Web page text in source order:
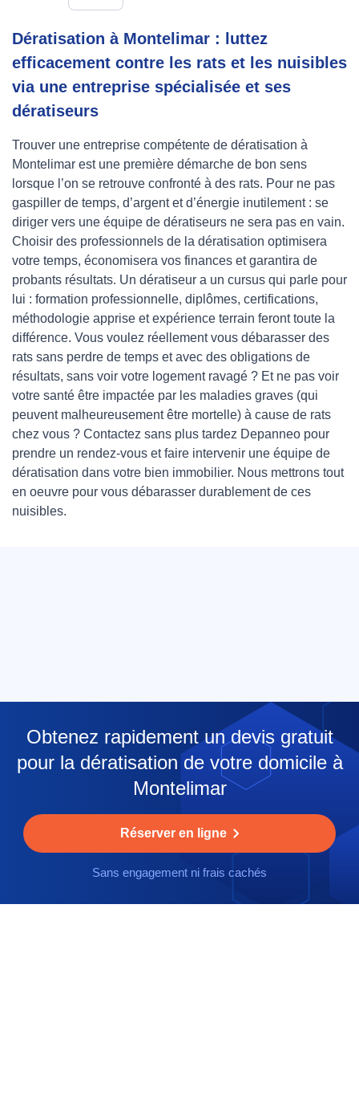
Dératisation à Montelimar : luttez
efficacement contre les rats et les nuisibles
via une entreprise spécialisée et ses
dératiseurs
Trouver une entreprise compétente de dératisation à
Montelimar est une première démarche de bon sens
lorsque l’on se retrouve confronté à des rats. Pour ne pas
gaspiller de temps, d’argent et d’énergie inutilement : se
diriger vers une équipe de dératiseurs ne sera pas en vain.
Choisir des professionnels de la dératisation optimisera
votre temps, économisera vos finances et garantira de
probants résultats. Un dératiseur a un cursus qui parle pour
lui : formation professionnelle, diplômes, certifications,
méthodologie apprise et expérience terrain feront toute la
différence. Vous voulez réellement vous débarasser des
rats sans perdre de temps et avec des obligations de
résultats, sans voir votre logement ravagé ? Et ne pas voir
votre santé être impactée par les maladies graves (qui
peuvent malheureusement être mortelle) à cause de rats
chez vous ? Contactez sans plus tardez Depanneo pour
prendre un rendez-vous et faire intervenir une équipe de
dératisation dans votre bien immobilier. Nous mettrons tout
en oeuvre pour vous débarasser durablement de ces
nuisibles.
Obtenez rapidement un devis gratuit
pour la dératisation de votre domicile à
Montelimar
Réserver en ligne
Sans engagement ni frais cachés